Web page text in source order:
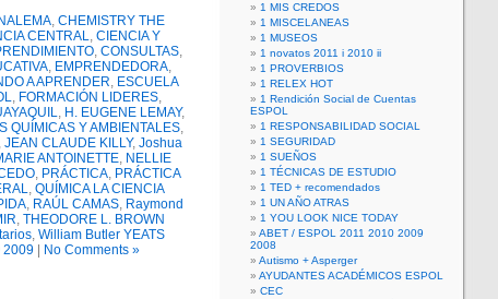
, CHEMISTRY THE
CENTRAL, CIENCIA Y
, CONSULTAS,
, EMPRENDEDORA,
A APRENDER, ESCUELA
, FORMACIÓN LIDERES,
, H. EUGENE LEMAY,
QUÍMICAS Y AMBIENTALES,
JEAN CLAUDE KILLY, Joshua
ANTOINETTE, NELLIE
, PRÁCTICA, PRÁCTICA
, QUÍMICA LA CIENCIA
, RAÚL CAMAS, Raymond
, THEODORE L. BROWN
, William Butler YEATS
2009 No Comments »
1 MIS CREDOS
1 MISCELANEAS
1 MUSEOS
1 novatos 2011 i 2010 ii
1 PROVERBIOS
1 RELEX HOT
1 Rendición Social de Cuentas
ESPOL
1 RESPONSABILIDAD SOCIAL
1 SEGURIDAD
1 SUEÑOS
1 TÉCNICAS DE ESTUDIO
1 TED + recomendados
1 UN AÑO ATRAS
1 YOU LOOK NICE TODAY
ABET / ESPOL 2011 2010 2009
2008
Autismo + Asperger
AYUDANTES ACADÉMICOS ESPOL
CEC